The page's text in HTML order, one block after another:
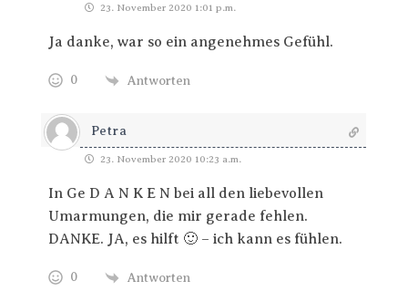
23. November 2020 1:01 p.m.
Ja danke, war so ein angenehmes Gefühl.
0 Antworten
Petra
23. November 2020 10:23 a.m.
In Ge D A N K E N bei all den liebevollen
Umarmungen, die mir gerade fehlen.
DANKE. JA, es hilft 🙂 – ich kann es fühlen.
0 Antworten